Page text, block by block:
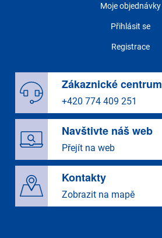
Moje objednávky
Přihlásit se
Registrace
Zákaznické centrum
+420 774 409 251
Navštivte náš web
Přejít na web
Kontakty
Zobrazit na mapě